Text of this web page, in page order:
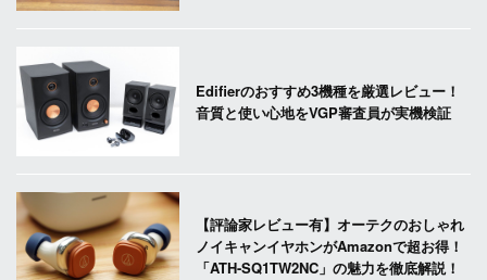
Edifierのおすすめ3機種を厳選レビュー！
音質と使い心地をVGP審査員が実機検証
【評論家レビュー有】オーテクのおしゃれ
ノイキャンイヤホンがAmazonで超お得！
「ATH-SQ1TW2NC」の魅力を徹底解説！